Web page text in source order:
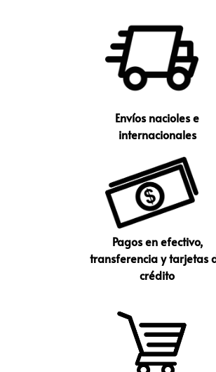
Envíos nacioles e
internacionales
Pagos en efectivo,
transferencia y tarjetas
crédito